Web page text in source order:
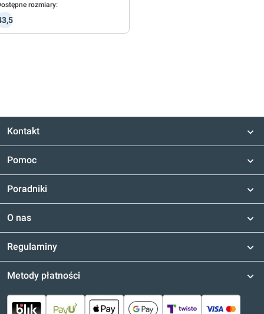
rozmiary:
Kontakt
Pomoc
Poradniki
O nas
Regulaminy
Metody płatności